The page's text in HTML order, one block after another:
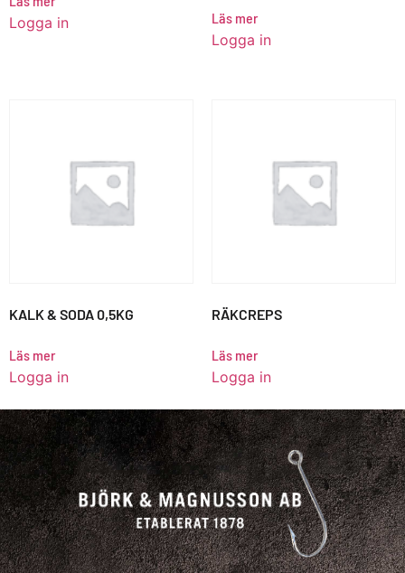
Logga in Läs mer
Logga in
KALK & SODA 0,5KG
Läs mer
Logga in
RÄKCREPS
Läs mer
Logga in